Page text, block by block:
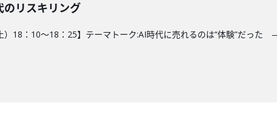
のリスキリング
）18：10～18：25】テーマトーク:AI時代に売れるのは“体験”だっ